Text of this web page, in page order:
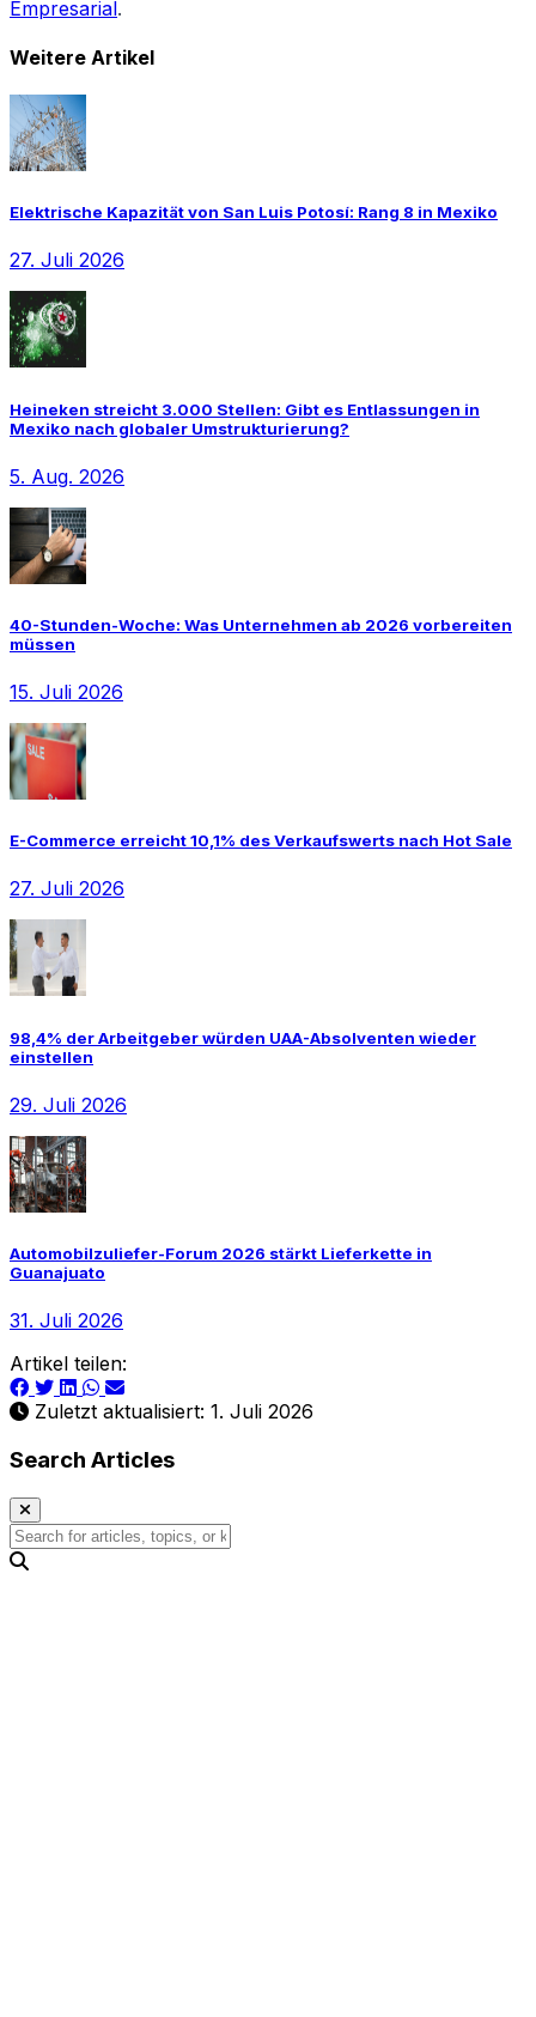
Empresarial.
Weitere Artikel
Elektrische Kapazität von San Luis Potosí: Rang 8 in Mexiko
27. Juli 2026
Heineken streicht 3.000 Stellen: Gibt es Entlassungen in
Mexiko nach globaler Umstrukturierung?
5. Aug. 2026
40-Stunden-Woche: Was Unternehmen ab 2026 vorbereiten
müssen
15. Juli 2026
E-Commerce erreicht 10,1% des Verkaufswerts nach Hot Sale
27. Juli 2026
98,4% der Arbeitgeber würden UAA-Absolventen wieder
einstellen
29. Juli 2026
Automobilzuliefer-Forum 2026 stärkt Lieferkette in
Guanajuato
31. Juli 2026
Artikel teilen:
Zuletzt aktualisiert: 1. Juli 2026
Search Articles